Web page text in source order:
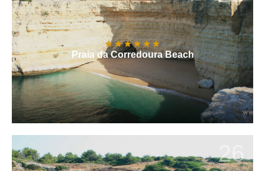
Praia da Corredoura Beach
26